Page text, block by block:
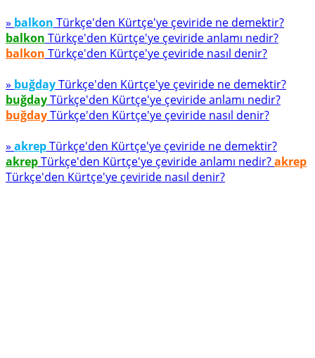
» balkon Türkçe'den Kürtçe'ye çeviride ne demektir?
balkon Türkçe'den Kürtçe'ye çeviride anlamı nedir?
balkon Türkçe'den Kürtçe'ye çeviride nasıl denir?
» buğdayTürkçe'den Kürtçe'ye çeviride ne demektir?
buğdayTürkçe'den Kürtçe'ye çeviride anlamı nedir?
buğdayTürkçe'den Kürtçe'ye çeviride nasıl denir?
» akrepTürkçe'den Kürtçe'ye çeviride ne demektir?
akrepTürkçe'den Kürtçe'ye çeviride anlamı nedir?akrep
Türkçe'den Kürtçe'ye çeviride nasıl denir?